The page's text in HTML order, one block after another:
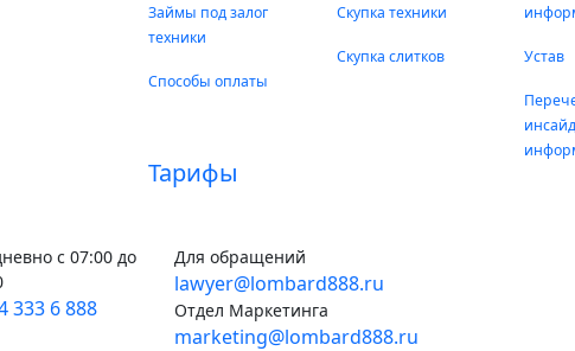
Займы под залог
техники
Способы оплаты
Тарифы
Скупка техники
Скупка слитков Устав
с 07:00 до
333 6 888
Для обращений
lawyer@lombard888.ru
Отдел Маркетинга
marketing@lombard888.ru